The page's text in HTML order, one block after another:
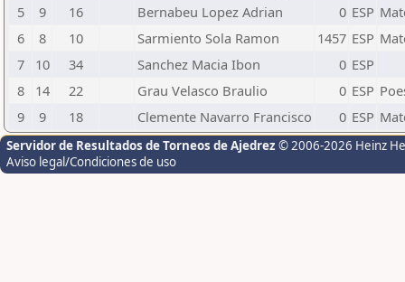
5
9 16 Bernabeu Lopez Adrian 0 ESP
6
8 10 Sarmiento Sola Ramon 1457 ESP
7
10 34 Sanchez Macia Ibon 0 ESP
8
14 22 Grau Velasco Braulio 0 ESP
9
9 18 Clemente Navarro Francisco 0 ESP
Servidor de Resultados de Torneos de Ajedrez © 2006-2026 Heinz
Aviso legal/Condiciones de uso